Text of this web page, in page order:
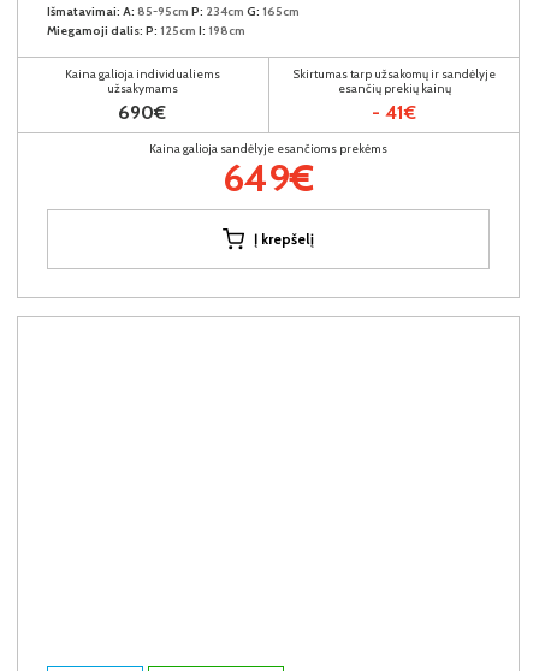
Išmatavimai: A: 85-95cm P: 234cm G: 165cm
Miegamoji dalis: P: 125cm I: 198cm
Kaina galioja individualiems
užsakymams
690€
Skirtumas tarp užsakomų ir sandėlyje
esančių prekių kainų
- 41€
Kaina galioja sandėlyje esančioms prekėms
649€
Į krepšelį